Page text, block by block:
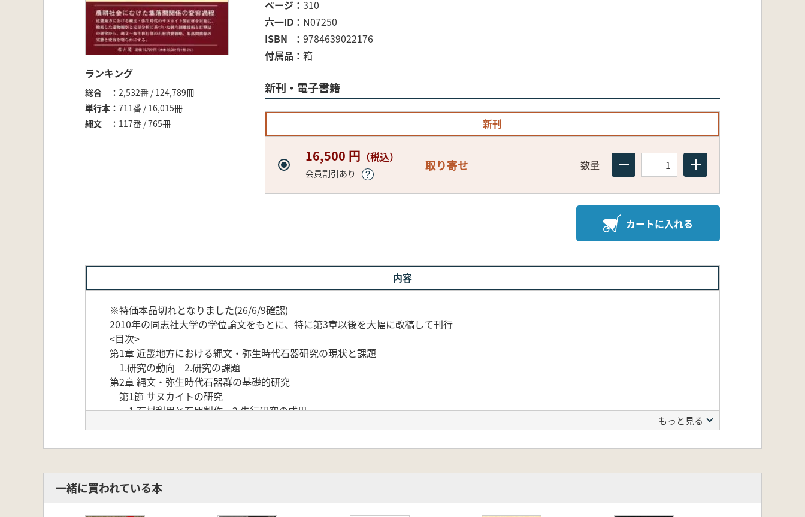
ランキング
総合
2,532番 / 124,789冊
単行本
711番 / 16,015冊
縄文
117番 / 765冊
ページ
310
六一ID
N07250
ISBN
9784639022176
付属品
箱
新刊・電子書籍
新刊
16,500 円 （税込）
会員割引あり
取り寄せ 数量
カートに入れる
内容
※特価本品切れとなりました(26/6/9確認)
2010年の同志社大学の学位論文をもとに、特に第3章以後を大幅に改稿して刊行
<目次>
第1章 近畿地方における縄文・弥生時代石器研究の現状と課題
1.研究の動向 2.研究の課題
第2章 縄文・弥生時代石器群の基礎的研究
第1節 サヌカイトの研究
1.石材利用と石器製作 2.先行研究の成果
1.剥片剥離技術研究の必要性 2.剥片剥離技術をめぐるこれまでの理解
6. 剖片剖離技術の復原と諸問題
第3節 打撃法の研究
もっと見る
一緒に買われている本